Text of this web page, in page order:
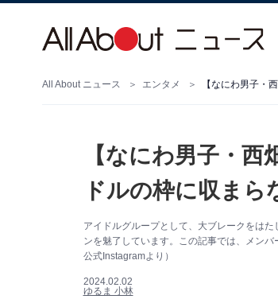
All About ニュース エンタメ 【なにわ男子・
【なにわ男子・
ドルの枠に収ま
アイドルグループとして、大ブレークをは
ンを魅了しています。この記事では、メン
公式Instagramより）
2024.02.02
ゆるま 小林